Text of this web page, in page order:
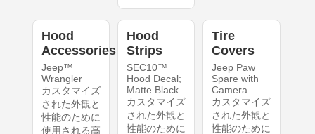
Hood
Accessories
Jeep™
Wrangler
カスタマイズ
された外観と
性能のために
使用される高
Hood
Strips
SEC10™
Hood Decal;
Matte Black
カスタマイズ
された外観と
性能のために
Tire
Covers
Jeep Paw
Spare with
Camera
カスタマイズ
された外観と
性能のために